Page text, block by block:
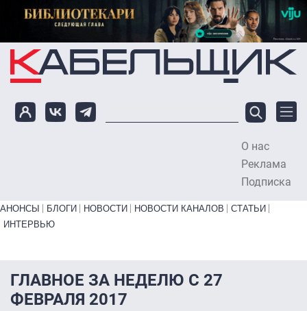
Перейти к основному содержанию
О нас
Реклама
Подписка
Primary links bottom
АНОНСЫ БЛОГИ НОВОСТИ НОВОСТИ КАНАЛОВ
СТАТЬИ
ИНТЕРВЬЮ
ГЛАВНОЕ ЗА НЕДЕЛЮ С 27
ФЕВРАЛЯ 2017